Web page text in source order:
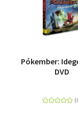
Pókember:
DVD